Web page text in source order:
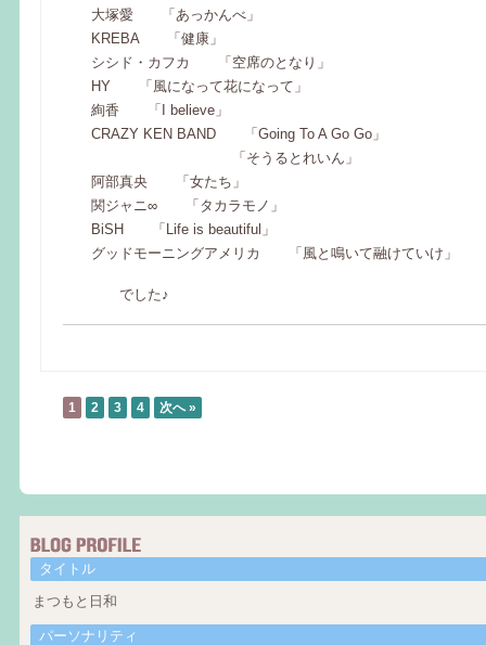
大塚愛 「あっかんべ」
KREBA 「健康」
シシド・カフカ 「空席のとなり」
HY 「風になって花になって」
絢香 「I believe」
CRAZY KEN BAND 「Going To A Go Go」
「そうるとれいん」
阿部真央 「女たち」
関ジャニ∞ 「タカラモノ」
BiSH 「Life is beautiful」
グッドモーニングアメリカ 「風と鳴いて融けていけ」
でした♪
1 2 3 4 次へ »
タイトル
まつもと日和
パーソナリティ